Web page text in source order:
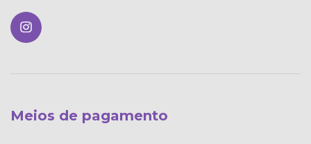
Meios de pagamento